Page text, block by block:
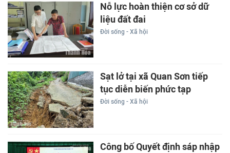
Nỗ lực hoàn thiện cơ sở dữ
liệu đất đai
Đời sống - Xã hội
Sạt lở tại xã Quan Sơn tiếp
tục diễn biến phức tạp
Đời sống - Xã hội
Công bố Quyết định sáp nhập